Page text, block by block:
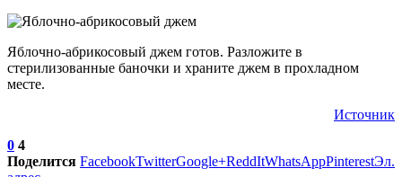
Яблочно-абрикосовый джем готов. Разложите в
стерилизованные баночки и храните джем в прохладном
месте.
Источник
0 4
Поделится FacebookTwitterGoogle+ReddItWhatsAppPinterestЭл.